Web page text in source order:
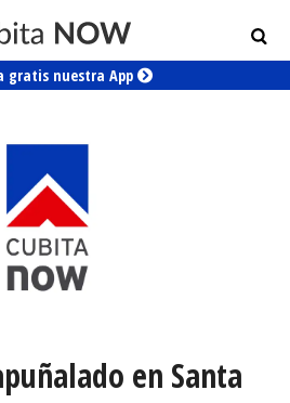
gratis nuestra App
en Santa